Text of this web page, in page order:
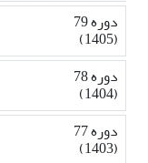
دوره 79
(1405)
دوره 78
(1404)
دوره 77
(1403)